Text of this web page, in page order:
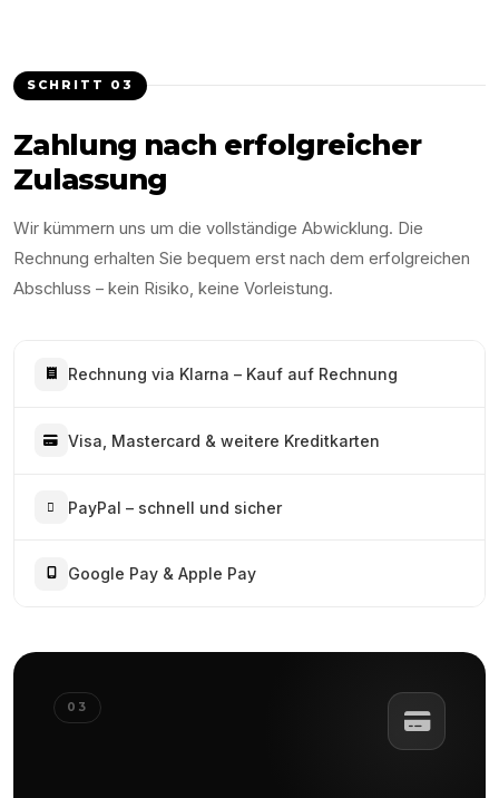
SCHRITT 03
Zahlung nach erfolgreicher
Zulassung
Wir kümmern uns um die vollständige Abwicklung. Die
Rechnung erhalten Sie bequem erst nach dem erfolgreichen
Abschluss – kein Risiko, keine Vorleistung.
Rechnung via Klarna – Kauf auf Rechnung
Visa, Mastercard & weitere Kreditkarten
PayPal – schnell und sicher
Google Pay & Apple Pay
03